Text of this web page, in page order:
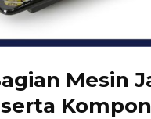
Mesin